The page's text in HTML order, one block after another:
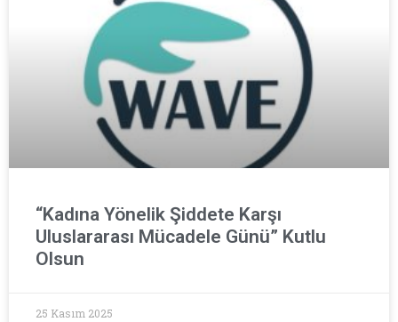
“Kadına Yönelik Şiddete Karşı
Uluslararası Mücadele Günü” Kutlu
Olsun
25 Kasım 2025